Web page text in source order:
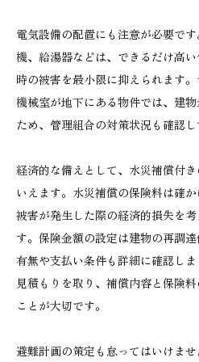
電気設備の配置にも注意が必要で
機、給湯器などは、できるだけ高
時の被害を最小限に抑えられます
機械室が地下にある物件では、建
ため、管理組合の対策状況も確認
経済的な備えとして、水災補償付
いえます。水災補償の保険料は確
被害が発生した際の経済的損失を
す。保険金額の設定は建物の再調
有無や支払い条件も詳細に確認し
見積もりを取り、補償内容と保険
ことが大切です。
避難計画の策定も怠ってはいけま